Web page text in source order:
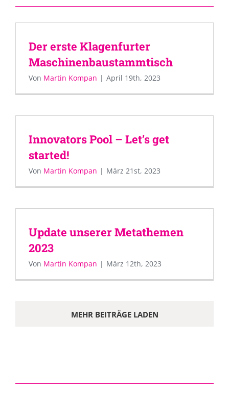
Der erste Klagenfurter
Maschinenbaustammtisch
Von Martin Kompan | April 19th, 2023
Innovators Pool – Let’s get
started!
Von Martin Kompan | März 21st, 2023
Update unserer Metathemen
2023
Von Martin Kompan | März 12th, 2023
MEHR BEITRÄGE LADEN